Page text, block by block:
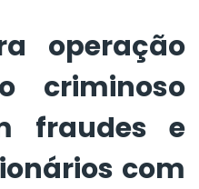
Serrita
operação
criminoso
fraudes e
com